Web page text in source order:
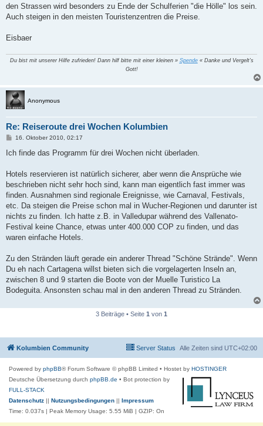
den Strassen wird besonders zu Ende der Schulferien "die Hölle" los sein.
Auch steigen in den meisten Touristenzentren die Preise.
Eisbaer
Du bist mit unserer Hilfe zufrieden! Dann hilf bitte mit einer kleinen » Spende« Danke und Vergelt's
Gott!
Anonymous
Re: Reiseroute drei Wochen Kolumbien
B
i
a
16. Oktober 2010, 02:17
Ich finde das Programm für drei Wochen nicht überladen.
Hotels reservieren ist natürlich sicherer, aber wenn die Ansprüche wie
beschrieben nicht sehr hoch sind, kann man eigentlich fast immer was
finden. Ausnahmen sind regionale Ereignisse, wie Carnaval, Festivals,
etc. Da steigen die Preise schon mal in Wucher-Regionen und darunter ist
nichts zu finden. Ich hatte z.B. in Valledupar während des Vallenato-
Festival keine Chance, etwas unter 400.000 COP zu finden, und das
waren einfache Hotels.
Zu den Stränden läuft gerade ein anderer Thread "Schöne Strände". Wenn
Du eh nach Cartagena willst bieten sich die vorgelagerten Inseln an,
zwischen 8 und 9 starten die Boote von der Muelle Turistico La
Bodeguita. Ansonsten schau mal in den anderen Thread zu Stränden.
3 Beiträge • Seite 1 von 1
Kolumbien Community Alle Zeiten sind UTC+02:00
Server Status
Powered by phpBB® Forum Software © phpBB Limited • Hostet by HOSTINGER
Deutsche Übersetzung durch phpBB.de • Bot protection by
FULL-STACK
Datenschutz || Nutzungsbedingungen || Impressum
Time: 0.037s | Peak Memory Usage: 5.55 MiB | GZIP: On